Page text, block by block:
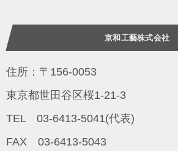
京和工藝株式会社
住所：〒156-0053
東京都世田谷区桜1-21-3
TEL 03-6413-5041(代表)
FAX 03-6413-5043